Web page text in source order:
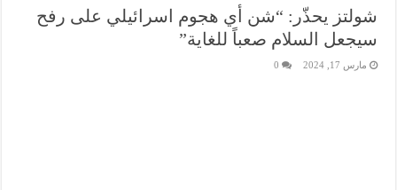
شولتز يحذّر: “شن أي هجوم اسرائيلي على رفح
سيجعل السلام صعباً للغاية”
مارس 17, 2024 0